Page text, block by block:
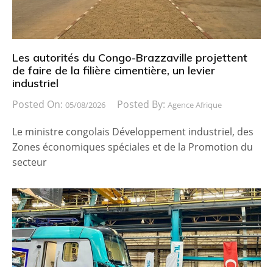
Les autorités du Congo-Brazzaville projettent
de faire de la filière cimentière, un levier
industriel
Posted On: 05/08/2026 Posted By: Agence Afrique
Le ministre congolais Développement industriel, des
Zones économiques spéciales et de la Promotion du
secteur